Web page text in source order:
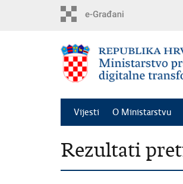
Vijesti O Ministarstvu
Rezultati